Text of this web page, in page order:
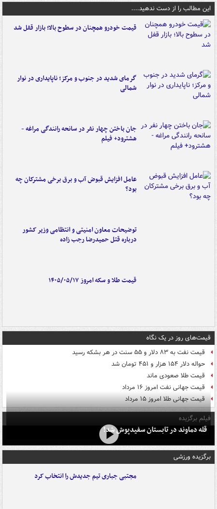
این مطالب را از دست ندهید....
قیمت خودرو همچنان در سطوح بالا؛ بازار قفل شد
گرمای شدید در جنوب و مرکز؛ ناپایداری در نوار
شمالی
جان باختن چهار نفر در سانحه رانندگی مراغه -
هشترود+ فیلم
عامل افزایش قبوض آب و برق برخی مشترکان چه
بود؟
توضیحات معاون امنیتی و انتظامی وزیر کشور
درباره قتل حمیدرضا رجب زاده
قیمت طلا و سکه امروز ۱۴۰۵/۰۵/۱۷
قیمت‌های روز در یک نگاه
قیمت نفت به ۸۳ دلار و ۵۵ سنت در هر بشکه رسید
حواله دلار ۱۵۴ هزار و ۴۵۱ تومان شد
قیمت طلا صعودی ماند
قیمت جهانی نفت امروز ۱۶ مرداد
قیمت جهانی طلا امروز ۱۵ مرداد
فیلم برگزیده
قله دماوند در تابستان سفیدپوش شد!
برگزیده ورزشی
مجتبی جباری تیم جدیدش را انتخاب کرد